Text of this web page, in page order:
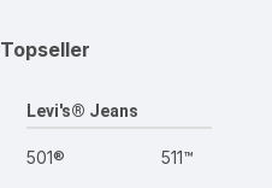
Topseller
Levi's® Jeans
501® 511™